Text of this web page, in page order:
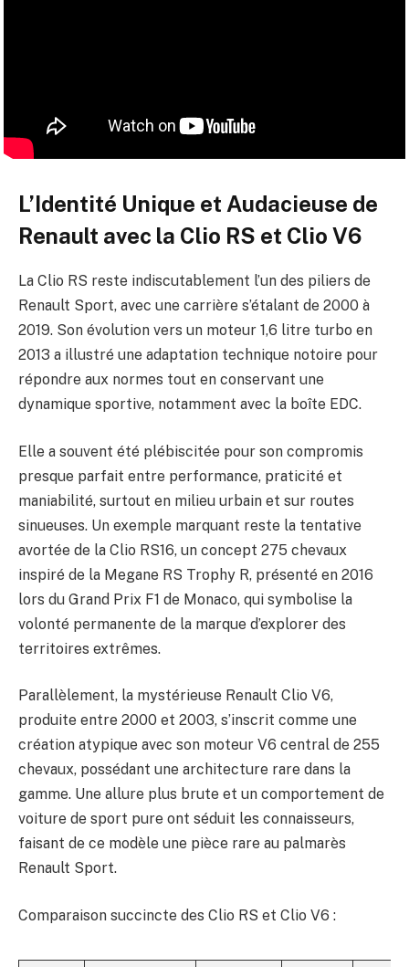
L’Identité Unique et Audacieuse de
Renault avec la Clio RS et Clio V6
La Clio RS reste indiscutablement l’un des piliers de
Renault Sport, avec une carrière s’étalant de 2000 à
2019. Son évolution vers un moteur 1,6 litre turbo en
2013 a illustré une adaptation technique notoire pour
répondre aux normes tout en conservant une
dynamique sportive, notamment avec la boîte EDC.
Elle a souvent été plébiscitée pour son compromis
presque parfait entre performance, praticité et
maniabilité, surtout en milieu urbain et sur routes
sinueuses. Un exemple marquant reste la tentative
avortée de la Clio RS16, un concept 275 chevaux
inspiré de la Megane RS Trophy R, présenté en 2016
lors du Grand Prix F1 de Monaco, qui symbolise la
volonté permanente de la marque d’explorer des
territoires extrêmes.
Parallèlement, la mystérieuse Renault Clio V6,
produite entre 2000 et 2003, s’inscrit comme une
création atypique avec son moteur V6 central de 255
chevaux, possédant une architecture rare dans la
gamme. Une allure plus brute et un comportement de
voiture de sport pure ont séduit les connaisseurs,
faisant de ce modèle une pièce rare au palmarès
Renault Sport.
Comparaison succincte des Clio RS et Clio V6 :